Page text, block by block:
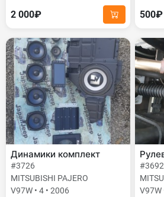
2 000₽ 500₽
Динамики комплект
#3726
MITSUBISHI PAJERO
V97W • 4 • 2006
#3692
V97W